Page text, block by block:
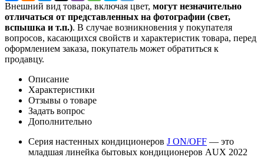
Внешний вид товара, включая цвет, могут незначительно
отличаться от представленных на фотографии (свет,
вспышка и т.п.). В случае возникновения у покупателя
вопросов, касающихся свойств и характеристик товара, перед
оформлением заказа, покупатель может обратиться к
продавцу.
Описание
Характеристики
Отзывы о товаре
Задать вопрос
Дополнительно
Серия настенных кондиционеров J ON/OFF — это
младшая линейка бытовых кондиционеров AUX 2022